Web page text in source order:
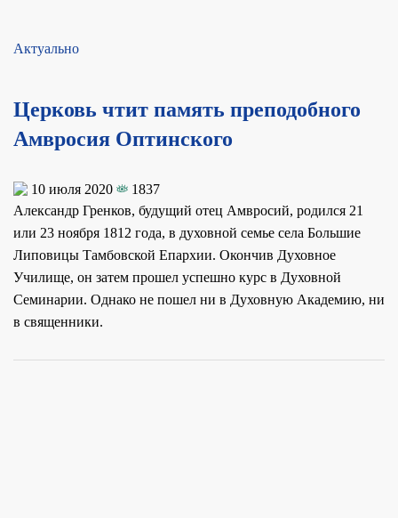
Актуально
Церковь чтит память преподобного
Амвросия Оптинского
10 июля 2020
1837
Александр Гренков, будущий отец Амвросий, родился 21
или 23 ноября 1812 года, в духовной семье села Большие
Липовицы Тамбовской Епархии. Окончив Духовное
Училище, он затем прошел успешно курс в Духовной
Семинарии. Однако не пошел ни в Духовную Академию, ни
в священники.